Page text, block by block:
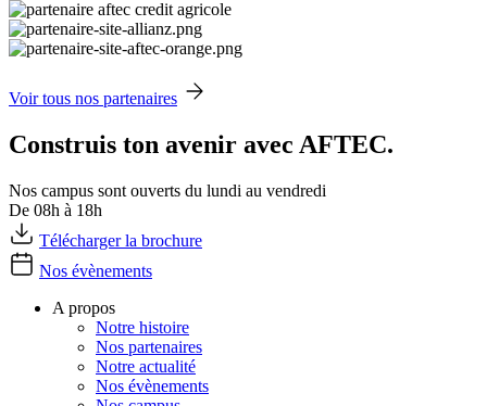
Voir tous nos partenaires
Construis ton avenir avec AFTEC.
Nos campus sont ouverts du lundi au vendredi
De 08h à 18h
Télécharger la brochure
Nos évènements
A propos
Notre histoire
Nos partenaires
Notre actualité
Nos évènements